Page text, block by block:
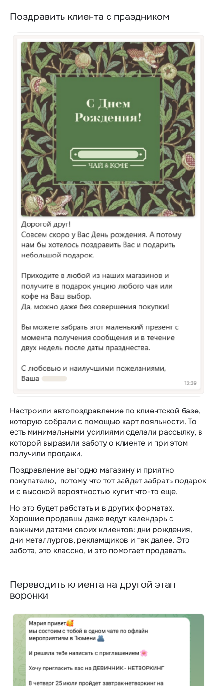
Поздравить клиента с праздником
Настроили автопоздравление по клиентской базе,
которую собрали с помощью карт лояльности. То
есть минимальными усилиями сделали рассылку, в
которой выразили заботу о клиенте и при этом
получили продажи.
Поздравление выгодно магазину и приятно
покупателю, потому что тот зайдет забрать подарок
и с высокой вероятностью купит что-то еще.
Но это будет работать и в других форматах.
Хорошие продавцы даже ведут календарь с
важными датами своих клиентов: дни рождения,
дни металлургов, рекламщиков и так далее. Это
забота, это классно, и это помогает продавать.
Переводить клиента на другой этап
воронки